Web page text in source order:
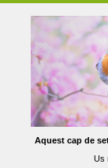
Aquest cap de
Us